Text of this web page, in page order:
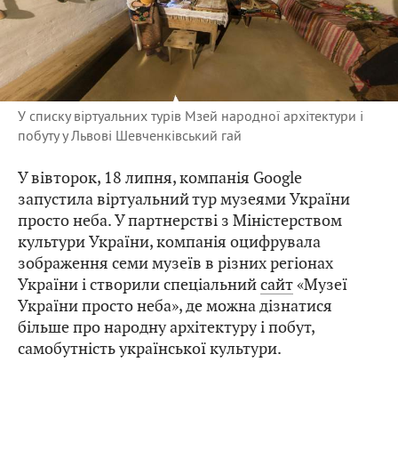
У списку віртуальних турів Мзей народної архітектури і
побуту у Львові Шевченківський гай
У вівторок, 18 липня, компанія Google
запустила віртуальний тур музеями України
просто неба. У партнерстві з Міністерством
культури України, компанія оцифрувала
зображення семи музеїв в різних регіонах
України і створили спеціальнийсайт«Музеї
України просто неба», де можна дізнатися
більше про народну архітектуру і побут,
самобутність української культури.